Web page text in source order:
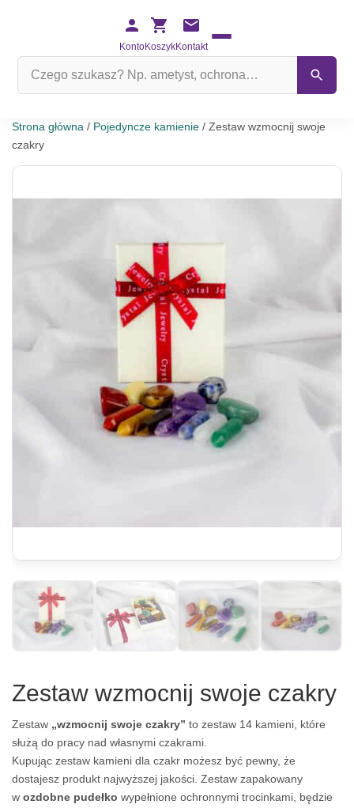
KontoKoszykKontakt
Strona główna / Pojedyncze kamienie / Zestaw wzmocnij swoje
czakry
Zestaw wzmocnij swoje czakry
Zestaw „wzmocnij swoje czakry” to zestaw 14 kamieni, które
służą do pracy nad własnymi czakrami.
Kupując zestaw kamieni dla czakr możesz być pewny, że
dostajesz produkt najwyższej jakości. Zestaw zapakowany
w ozdobne pudełko wypełnione ochronnymi trocinkami, będzie